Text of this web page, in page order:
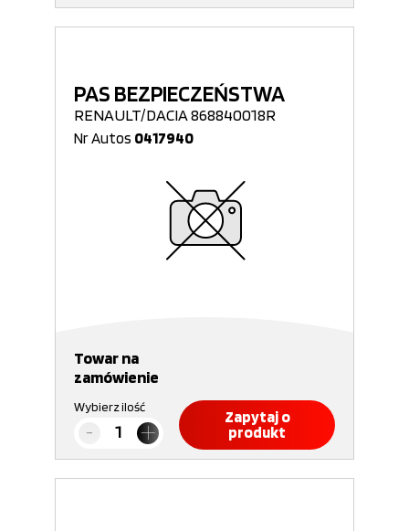
PAS BEZPIECZEŃSTWA
RENAULT/DACIA 868840018R
Nr Autos 0417940
Towar na
zamówienie
Wybierz ilość
Zapytaj o
produkt